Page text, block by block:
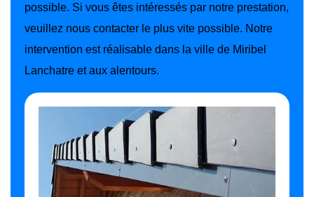
possible. Si vous êtes intéressés par notre prestation,
veuillez nous contacter le plus vite possible. Notre
intervention est réalisable dans la ville de Miribel
Lanchatre et aux alentours.